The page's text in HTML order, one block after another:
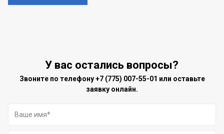
У вас остались вопросы?
Звоните по телефону+7 (775) 007-55-01 или оставьте
заявку онлайн.